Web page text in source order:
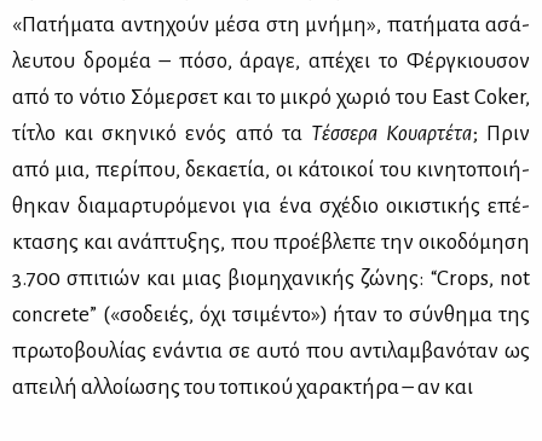
«Πα­τή­μα­τα αντη­χούν μέ­σα στη μνή­μη», πα­τή­μα­τα ασά­
λευ­του δρο­μέα – πό­σο, άρα­γε, απέ­χει το Φέρ­γκιου­σον
από το νό­τιο Σό­μερ­σετ και το μι­κρό χω­ριό του East Coker,
τί­τλο και σκη­νι­κό ενός από τα Τέσ­σε­ρα Κουαρ­τέ­τα; Πριν
από μια, πε­ρί­που, δε­κα­ε­τία, οι κά­τοι­κοί του κι­νη­το­ποι­ή­
θη­καν δια­μαρ­τυ­ρό­με­νοι για ένα σχέ­διο οι­κι­στι­κής επέ­
κτα­σης και ανά­πτυ­ξης, που προ­έ­βλε­πε την οι­κο­δό­μη­ση
3.700 σπι­τιών και μιας βιο­μη­χα­νι­κής ζώ­νης: “Crops, not
concrete” («σο­δειές, όχι τσι­μέ­ντο») ήταν το σύν­θη­μα της
πρω­το­βου­λί­ας ενά­ντια σε αυ­τό που αντι­λαμ­βα­νό­ταν ως
απει­λή αλ­λοί­ω­σης του το­πι­κού χα­ρα­κτή­ρα – αν και